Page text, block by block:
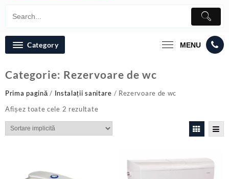
Category MENU
Categorie: Rezervoare de wc
Prima pagină/ Instalații sanitare / Rezervoare de wc
Afișez toate cele 2 rezultate